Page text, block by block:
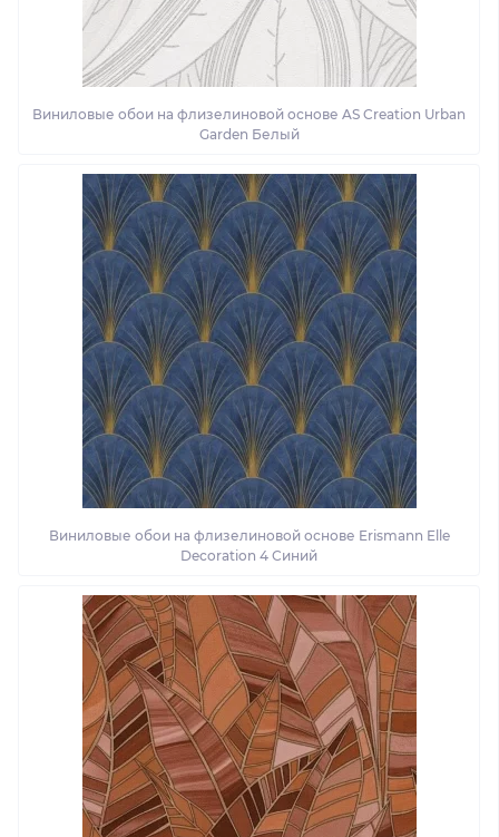
Виниловые обои на флизелиновой основе AS Creation Urban
Garden Белый
Виниловые обои на флизелиновой основе Erismann Elle
Decoration 4 Синий